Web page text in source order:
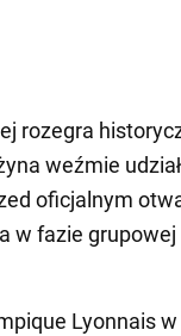
rozegra
weźmie
oficjalnym
w fazie
Lyonnais w